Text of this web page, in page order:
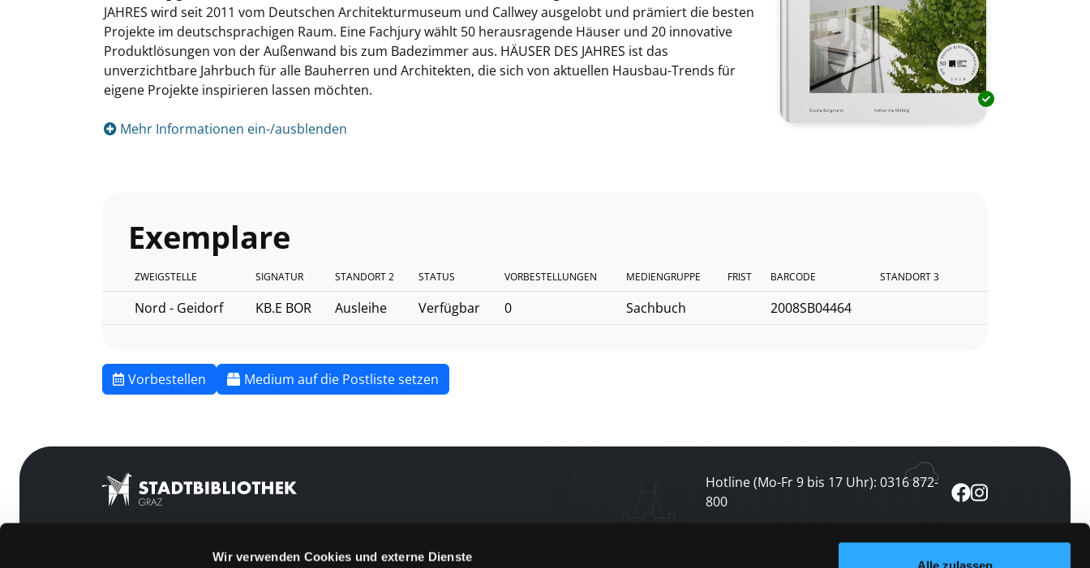
Wir verwenden Cookies und externe Dienste
JAHRES wird seit 2011 vom Deutschen Architekturmuseum und Callwey ausgelobt und prämiert die besten
Projekte im deutschsprachigen Raum. Eine Fachjury wählt 50 herausragende Häuser und 20 innovative
Produktlösungen von der Außenwand bis zum Badezimmer aus. HÄUSER DES JAHRES ist das
unverzichtbare Jahrbuch für alle Bauherren und Architekten, die sich von aktuellen Hausbau-Trends für
eigene Projekte inspirieren lassen möchten.
Mehr Informationen ein-/ausblenden
Exemplare
ZWEIGSTELLE SIGNATUR STANDORT 2 STATUS VORBESTELLUNGEN MEDIENGRUPPE FRIST BARCODE STANDORT 3
Nord - Geidorf KB.E BOR Ausleihe Verfügbar 0 Sachbuch 2008SB04464
Vorbestellen Medium auf die Postliste setzen
Hotline (Mo-Fr 9 bis 17 Uhr): 0316 872-
800
Feedback